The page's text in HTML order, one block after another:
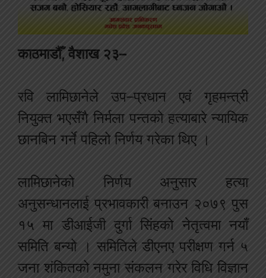
काठमाडौँ, वैशाख २३–
रवि लामिछानेले उप–प्रधान एवं गृहमन्त्री
नियुक्त भएसँगै निर्मला पन्तको हत्याबारे न्यायिक
छानबिन गर्ने पहिलो निर्णय गरेका थिए ।
लामिछानेको निर्णय अनुसार हत्या
अनुसन्धानलाई प्रभावकारी बनाउन २०७९ पुस
१५ मा डीआईजी दुर्गा सिंहको नेतृत्वमा नयाँ
समिति बन्यो । समितिले डीएनए परीक्षण गर्न ५
जना शंकितको नमुना संकलन गरेर विधि विज्ञान